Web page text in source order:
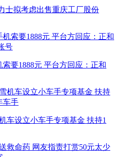
士拟考虑出售重庆工厂股份
要1888元 平台方回应：正和
车设立小车手专项基金 扶持1